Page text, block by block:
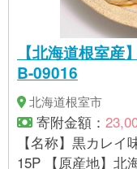
【北海道根室産
B-09016
北海道根室市
寄附金額：
【名称】黒カレ
15P 【原産地】北